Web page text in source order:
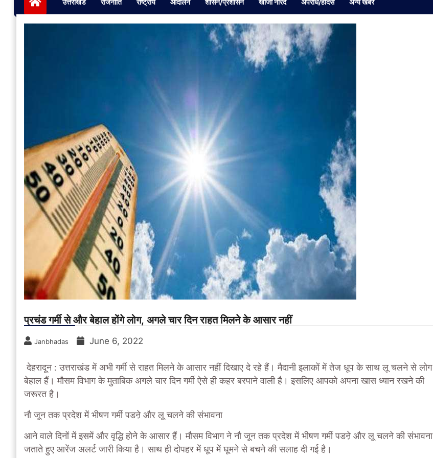
उत्तराखंड राजनीति राष्ट्रीय आंदोलन शासन/प्रशासन खोजी नारद अपराध/हादसे अन्य खबर
प्रचंड गर्मी से और बेहाल होंगे लोग, अगले चार दिन राहत मिलने के आसार नहीं
Janbhadas June 6, 2022
देहरादून : उत्तराखंड में अभी गर्मी से राहत मिलने के आसार नहीं दिखाए दे रहे हैं। मैदानी इलाकों में तेज धूप के साथ लू चलने से लोग
बेहाल हैं। मौसम विभाग के मुताबिक अगले चार दिन गर्मी ऐसे ही कहर बरपाने वाली है। इसलिए आपको अपना खास ध्‍यान रखने की
जरूरत है।
नौ जून तक प्रदेश में भीषण गर्मी पडऩे और लू चलने की संभावना
आने वाले दिनों में इसमें और वृद्धि होने के आसार हैं। मौसम विभाग ने नौ जून तक प्रदेश में भीषण गर्मी पडऩे और लू चलने की संभावना
जताते हुए आरेंज अलर्ट जारी किया है। साथ ही दोपहर में धूप में घूमने से बचने की सलाह दी गई है।